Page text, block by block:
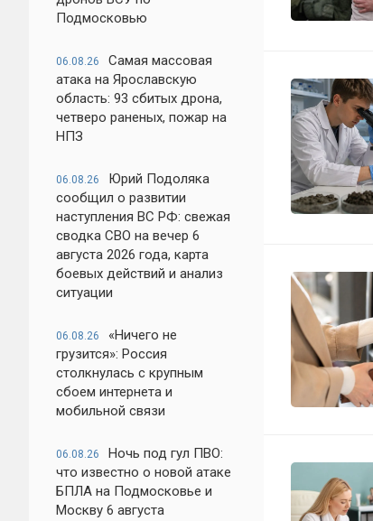
Подмосковью
06.08.26
Самая массовая
атака на Ярославскую
область: 93 сбитых дрона,
четверо раненых, пожар на
НПЗ
06.08.26
Юрий Подоляка
сообщил о развитии
наступления ВС РФ: свежая
сводка СВО на вечер 6
августа 2026 года, карта
боевых действий и анализ
ситуации
06.08.26
«Ничего не
грузится»: Россия
столкнулась с крупным
сбоем интернета и
мобильной связи
06.08.26
Ночь под гул ПВО:
что известно о новой атаке
БПЛА на Подмосковье и
Москву 6 августа